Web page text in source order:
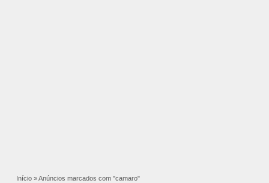
Início » Anúncios marcados com "camaro"